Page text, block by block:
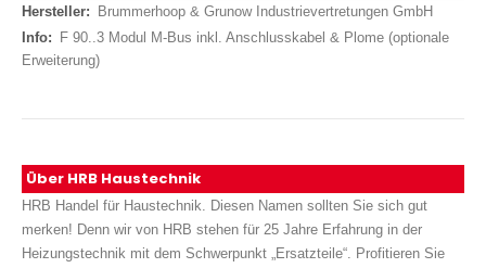
Daten
Brummerhoop & Grunow Industrievertretungen GmbH
F 90..3 Modul M-Bus inkl. Anschlusskabel & Plome (optionale
Erweiterung)
Über HRB Haustechnik
HRB Handel für Haustechnik. Diesen Namen sollten Sie sich gut
merken! Denn wir von HRB stehen für 25 Jahre Erfahrung in der
Heizungstechnik mit dem Schwerpunkt „Ersatzteile“. Profitieren Sie